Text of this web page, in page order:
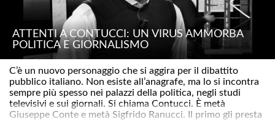
ATTENTI A CONTUCCI: UN VIRUS AMMORBA
POLITICA E GIORNALISMO
C’è un nuovo personaggio che si aggira per il dibattito
pubblico italiano. Non esiste all’anagrafe, ma lo si incontra
sempre più spesso nei palazzi della politica, negli studi
televisivi e sui giornali. Si chiama Contucci. È metà
Giuseppe Conte e metà Sigfrido Ranucci. Il primo gli presta